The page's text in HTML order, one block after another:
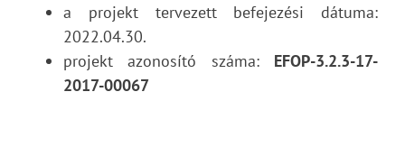
a projekt tervezett befejezési dátuma:
2022.04.30.
projekt azonosító száma: EFOP-3.2.3-17-
2017-00067